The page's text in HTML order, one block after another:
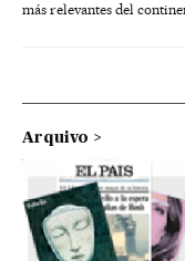
más relevantes del
Arquivo